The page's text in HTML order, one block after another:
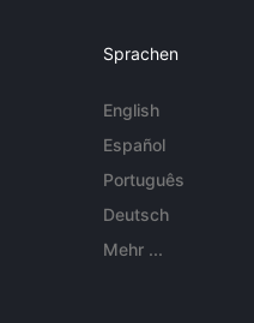
Sprachen
English
Español
Português
Deutsch
Mehr ...